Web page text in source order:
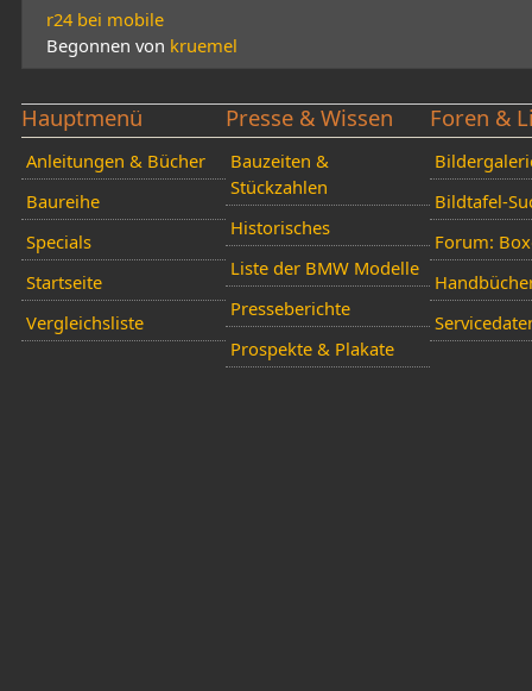
r24 bei mobile
Begonnen von kruemel
Hauptmenü
Anleitungen & Bücher
Baureihe
Specials
Startseite
Vergleichsliste
Presse & Wissen
Bauzeiten &
Stückzahlen
Historisches
Liste der BMW Modelle
Presseberichte
Prospekte & Plakate
Foren &
Bildtafel-
Forum: